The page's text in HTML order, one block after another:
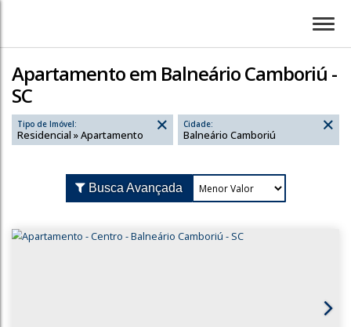
Apartamento em Balneário Camboriú -
SC
Tipo de Imóvel:
Residencial » Apartamento
Cidade:
Balneário Camboriú
Busca Avançada